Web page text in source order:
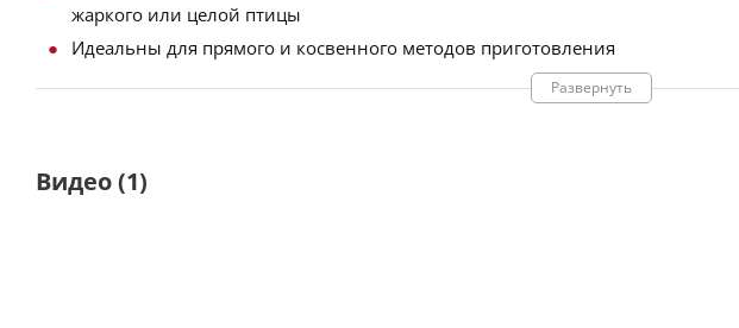
жаркого или целой птицы
Идеальны для прямого и косвенного методов приготовления
Развернуть
Видео(1)